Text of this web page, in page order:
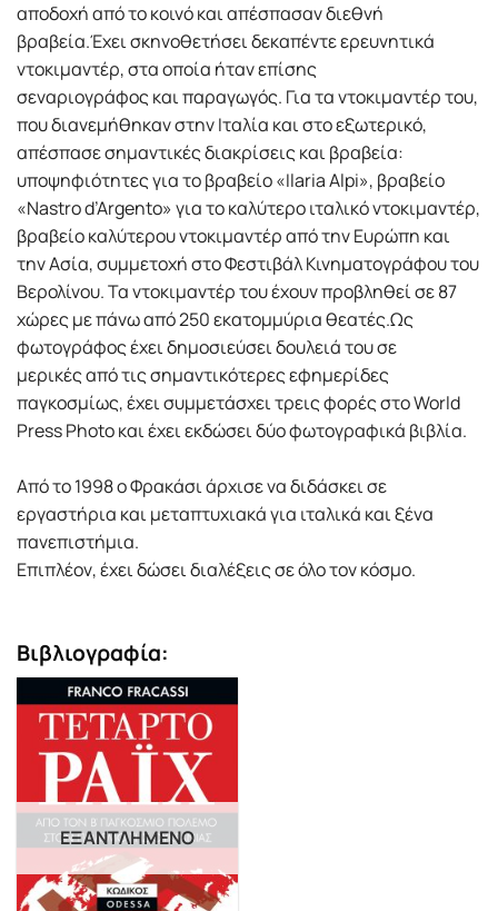
αποδοχή από το κοινό και απέσπασαν διεθνή
βραβεία.Έχει σκηνοθετήσει δεκαπέντε ερευνητικά
ντοκιµαντέρ, στα οποία ήταν επίσης
σεναριογράφος και παραγωγός. Για τα ντοκιµαντέρ του,
που διανεµήθηκαν στην Ιταλία και στο εξωτερικό,
απέσπασε σηµαντικές διακρίσεις και βραβεία:
υποψηφιότητες για το βραβείο «Ilaria Alpi», βραβείο
«Nastro d’Argento» για το καλύτερο ιταλικό ντοκιµαντέρ,
βραβείο καλύτερου ντοκιµαντέρ από την Ευρώπη και
την Ασία, συµµετοχή στο Φεστιβάλ Κινηµατογράφου του
Βερολίνου. Τα ντοκιµαντέρ του έχουν προβληθεί σε 87
χώρες µε πάνω από 250 εκατοµµύρια θεατές.Ως
φωτογράφος έχει δηµοσιεύσει δουλειά του σε
µερικές από τις σηµαντικότερες εφηµερίδες
παγκοσµίως, έχει συµµετάσχει τρεις φορές στο World
Press Photo και έχει εκδώσει δύο φωτογραφικά βιβλία.
Από το 1998 ο Φρακάσι άρχισε να διδάσκει σε
εργαστήρια και µεταπτυχιακά για ιταλικά και ξένα
πανεπιστήµια.
Επιπλέον, έχει δώσει διαλέξεις σε όλο τον κόσµο.
Βιβλιογραφία:
ΕΞΑΝΤΛΗΜΈΝΟ